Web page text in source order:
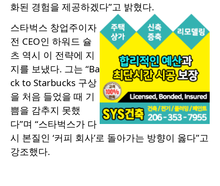
화된 경험을 제공하겠다”고 밝혔다.
스타벅스 창업주이자
전 CEO인 하워드 슐
츠 역시 이 전략에 지
지를 보냈다. 그는 “Ba
ck to Starbucks 구상
을 처음 들었을 때 기
쁨을 감추지 못했
다”며 “스타벅스가 다
시 본질인 ‘커피 회사’로 돌아가는 방향이 옳다”고
강조했다.